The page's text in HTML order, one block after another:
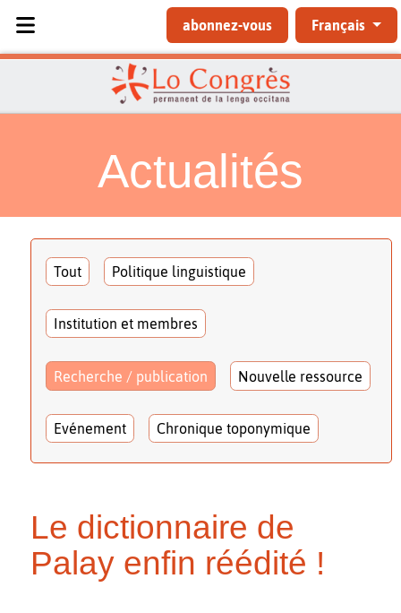
abonnez-vous Français
Actualités
Tout Politique linguistique
Institution et membres
Recherche / publication Nouvelle ressource
Evénement Chronique toponymique
Le dictionnaire de
Palay enfin réédité !